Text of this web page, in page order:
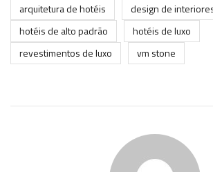
arquitetura de hotéis
design de
hotéis de alto padrão
hotéis de luxo
revestimentos de luxo
vm stone